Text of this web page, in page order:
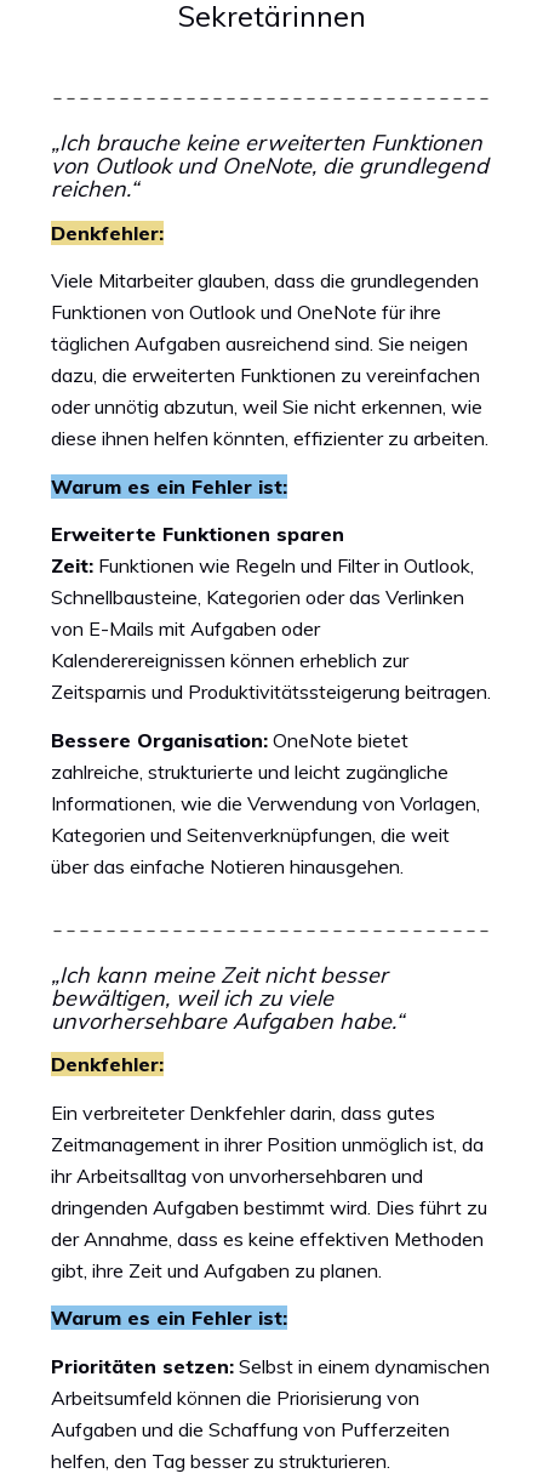
Sekretärinnen
„Ich brauche keine erweiterten Funktionen
von Outlook und OneNote, die grundlegend
reichen.“
Denkfehler:
Viele Mitarbeiter glauben, dass die grundlegenden
Funktionen von Outlook und OneNote für ihre
täglichen Aufgaben ausreichend sind. Sie neigen
dazu, die erweiterten Funktionen zu vereinfachen
oder unnötig abzutun, weil Sie nicht erkennen, wie
diese ihnen helfen könnten, effizienter zu arbeiten.
Warum es ein Fehler ist:
Erweiterte Funktionen sparen
Zeit: Funktionen wie Regeln und Filter in Outlook,
Schnellbausteine, Kategorien oder das Verlinken
von E-Mails mit Aufgaben oder
Kalenderereignissen können erheblich zur
Zeitsparnis und Produktivitätssteigerung beitragen.
Bessere Organisation: OneNote bietet
zahlreiche, strukturierte und leicht zugängliche
Informationen, wie die Verwendung von Vorlagen,
Kategorien und Seitenverknüpfungen, die weit
über das einfache Notieren hinausgehen.
„Ich kann meine Zeit nicht besser
bewältigen, weil ich zu viele
unvorhersehbare Aufgaben habe.“
Denkfehler:
Ein verbreiteter Denkfehler darin, dass gutes
Zeitmanagement in ihrer Position unmöglich ist, da
ihr Arbeitsalltag von unvorhersehbaren und
dringenden Aufgaben bestimmt wird. Dies führt zu
der Annahme, dass es keine effektiven Methoden
gibt, ihre Zeit und Aufgaben zu planen.
Warum es ein Fehler ist:
Prioritäten setzen: Selbst in einem dynamischen
Arbeitsumfeld können die Priorisierung von
Aufgaben und die Schaffung von Pufferzeiten
helfen, den Tag besser zu strukturieren.